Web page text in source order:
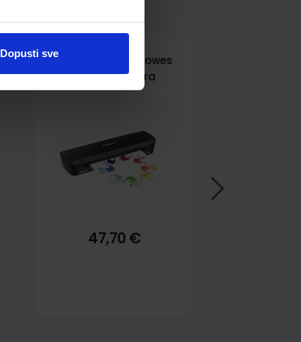
Dopusti svePlastifikator Fellowes
Arc, plastificira
dokumente do formata
47,70 €